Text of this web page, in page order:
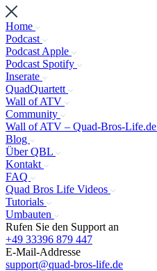
Home
Podcast
Podcast Apple
Podcast Spotify
Inserate
QuadQuartett
Wall of ATV
Community
Wall of ATV – Quad-Bros-Life.de
Blog
Über QBL
Kontakt
FAQ
Quad Bros Life Videos
Tutorials
Umbauten
Rufen Sie den Support an
+49 33396 879 447
E-Mail-Addresse
support@quad-bros-life.de